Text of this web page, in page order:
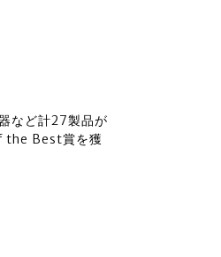
など計27製品が
the Best賞を獲